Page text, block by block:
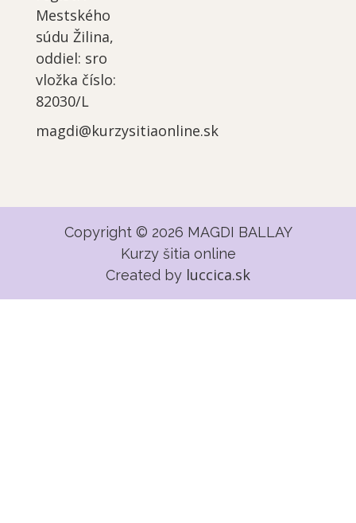
Mestského
súdu Žilina,
oddiel: sro
vložka číslo:
82030/L
magdi@kurzysitiaonline.sk
Copyright © 2026 MAGDI BALLAY
Kurzy šitia online
Created by luccica.sk